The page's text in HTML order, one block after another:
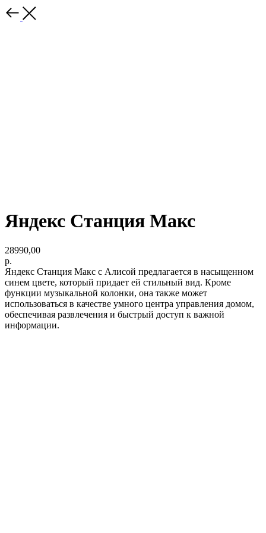
Яндекс Станция Макс
28990,00
р.
Яндекс Станция Макс с Алисой предлагается в насыщенном
синем цвете, который придает ей стильный вид. Кроме
функции музыкальной колонки, она также может
использоваться в качестве умного центра управления домом,
обеспечивая развлечения и быстрый доступ к важной
информации.